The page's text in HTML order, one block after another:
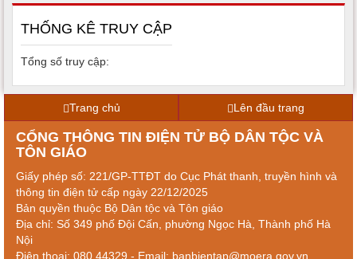
THỐNG KÊ TRUY CẬP
Tổng số truy cập:
Trang chủ Lên đầu trang
CỔNG THÔNG TIN ĐIỆN TỬ BỘ DÂN TỘC VÀ
TÔN GIÁO
Giấy phép số: 221/GP-TTĐT do Cục Phát thanh, truyền hình và
thông tin điện tử cấp ngày 22/12/2025
Bản quyền thuộc Bộ Dân tộc và Tôn giáo
Địa chỉ: Số 349 phố Đội Cấn, phường Ngọc Hà, Thành phố Hà
Nội
Điện thoại: 080 44329 - Email: banbientap@moera.gov.vn